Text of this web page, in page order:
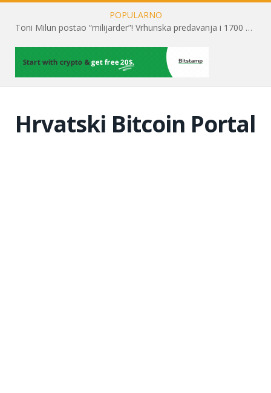
POPULARNO
Toni Milun postao “milijarder”! Vrhunska predavanja i 1700 posjetitelja obilježili su mjesec financijske pismenosti
Hrvatski Bitcoin Portal